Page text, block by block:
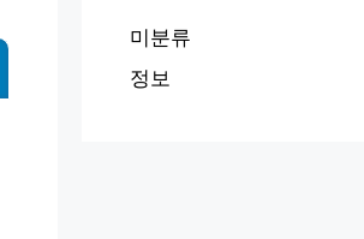
미분류
정보